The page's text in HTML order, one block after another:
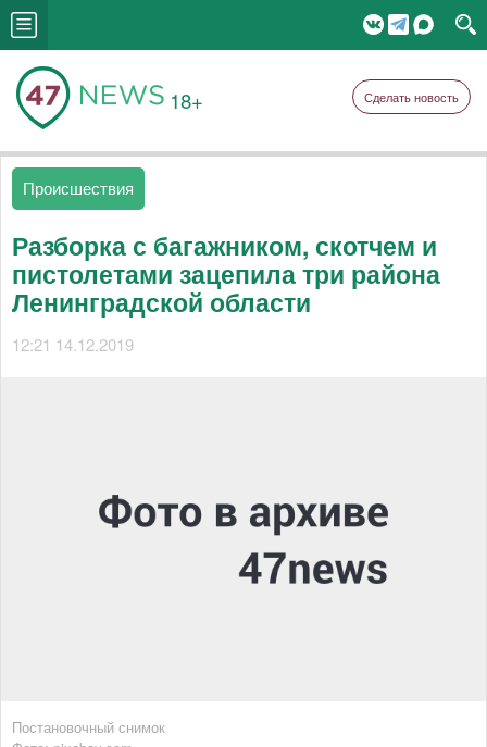
18+ Сделать новость
Происшествия
Разборка с багажником, скотчем и
пистолетами зацепила три района
Ленинградской области
12:21 14.12.2019
Постановочный снимок